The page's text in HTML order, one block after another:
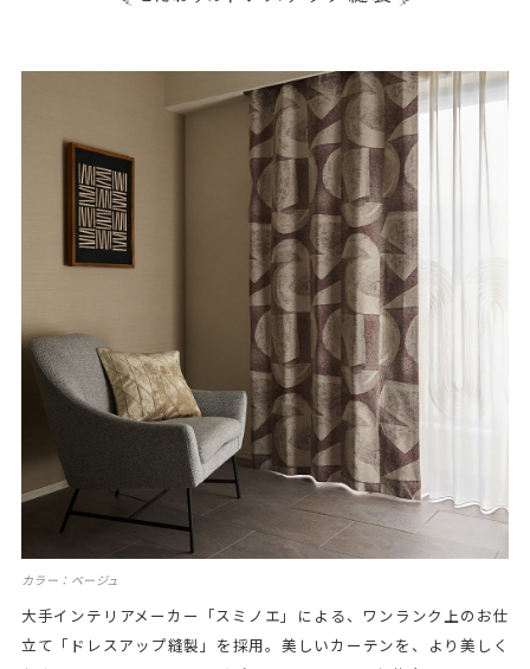
カラー：ベージュ
大手インテリアメーカー「スミノエ」による、ワンランク上のお仕
立て「ドレスアップ縫製」を採用。美しいカーテンを、より美しく